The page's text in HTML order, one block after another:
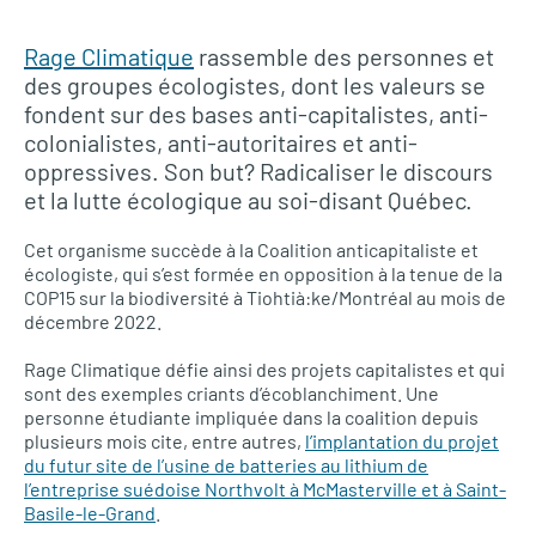
Rage Climatique rassemble des personnes et
des groupes écologistes, dont les valeurs se
fondent sur des bases anti-capitalistes, anti-
colonialistes, anti-autoritaires et anti-
oppressives. Son but? Radicaliser le discours
et la lutte écologique au soi-disant Québec.
Cet organisme succède à la Coalition anticapitaliste et
écologiste, qui s’est formée en opposition à la tenue de la
COP15 sur la biodiversité à Tiohtià:ke/Montréal au mois de
décembre 2022.
Rage Climatique défie ainsi des projets capitalistes et qui
sont des exemples criants d’écoblanchiment. Une
personne étudiante impliquée dans la coalition depuis
plusieurs mois cite, entre autres, l’implantation du projet
du futur site de l’usine de batteries au lithium de
l’entreprise suédoise Northvolt à McMasterville et à Saint-
Basile-le-Grand